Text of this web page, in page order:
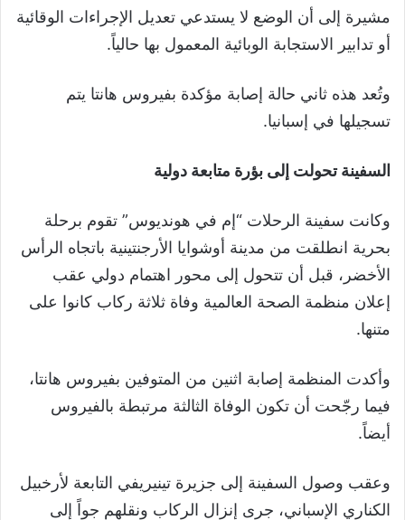
مشيرة إلى أن الوضع لا يستدعي تعديل الإجراءات الوقائية
أو تدابير الاستجابة الوبائية المعمول بها حالياً.
وتُعد هذه ثاني حالة إصابة مؤكدة بفيروس هانتا يتم
تسجيلها في إسبانيا.
السفينة تحولت إلى بؤرة متابعة دولية
وكانت سفينة الرحلات “إم في هونديوس” تقوم برحلة
بحرية انطلقت من مدينة أوشوايا الأرجنتينية باتجاه الرأس
الأخضر، قبل أن تتحول إلى محور اهتمام دولي عقب
إعلان منظمة الصحة العالمية وفاة ثلاثة ركاب كانوا على
متنها.
وأكدت المنظمة إصابة اثنين من المتوفين بفيروس هانتا،
فيما رجّحت أن تكون الوفاة الثالثة مرتبطة بالفيروس
أيضاً.
وعقب وصول السفينة إلى جزيرة تينيريفي التابعة لأرخبيل
الكناري الإسباني، جرى إنزال الركاب ونقلهم جواً إلى